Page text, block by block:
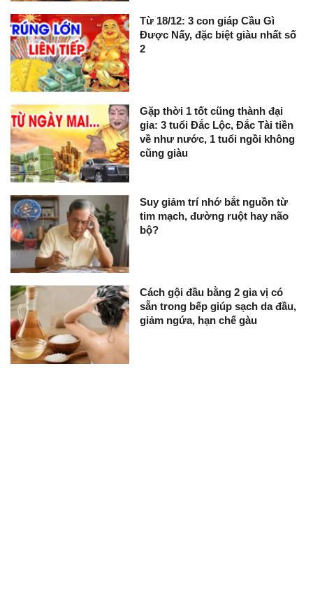
Từ 18/12: 3 con giáp Cầu Gì
Được Nấy, đặc biệt giàu nhất số
2
Gặp thời 1 tốt cũng thành đại
gia: 3 tuổi Đắc Lộc, Đắc Tài tiền
về như nước, 1 tuổi ngồi không
cũng giàu
Suy giảm trí nhớ bắt nguồn từ
tim mạch, đường ruột hay não
bộ?
Cách gội đầu bằng 2 gia vị có
sẵn trong bếp giúp sạch da đầu,
giảm ngứa, hạn chế gàu